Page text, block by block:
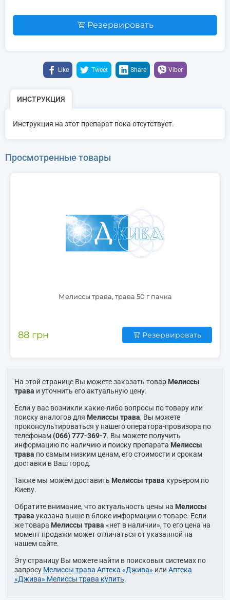
Резервировать
Like Tweet Share Viber
ИНСТРУКЦИЯ
Инструкция на этот препарат пока отсутствует.
Просмотренные товары
Мелиссы трава, трава 50 г пачка
Резервировать
88 грн
На этой странице Вы можете заказать товар Мелиссы
трава и уточнить его актуальную цену.
Если у вас возникли какие-либо вопросы по товару или
поиску аналогов для Мелиссы трава, Вы можете
проконсультироваться у нашего оператора-провизора по
телефонам (066) 777-369-7. Вы можете получить
информацию по наличию и поиску препарата Мелиссы
трава по самым низким ценам, его стоимости и срокам
доставки в Ваш город.
Также мы можем доставить Мелиссы трава курьером по
Киеву.
Обратите внимание, что актуальность цены на Мелиссы
трава указана выше в блоке информации о товаре. Если
же товара Мелиссы трава «нет в наличии», то его цена на
момент продажи может отличаться от указанной на
нашем сайте.
Эту страницу Вы можете найти в поисковых системах по
запросу Мелиссы трава Аптека «Джива» или Аптека
«Джива» Мелиссы трава купить.